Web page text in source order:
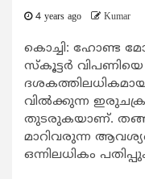
4 years ago Kumar
കൊച്ചി: ഹോണ്ട
സ്കൂട്ടര്‍
വില്‍ക്കുന്ന
തുടരുകയാണ്.
മാറിവരുന്ന
ഒന്നിലധികം